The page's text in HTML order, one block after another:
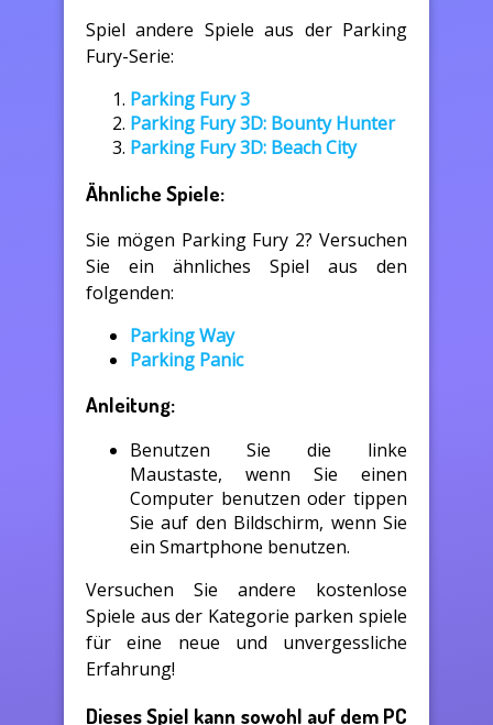
Spiel andere Spiele aus der Parking
Fury-Serie:
Parking Fury 3
Parking Fury 3D: Bounty Hunter
Parking Fury 3D: Beach City
Ähnliche Spiele:
Sie mögen Parking Fury 2? Versuchen
Sie ein ähnliches Spiel aus den
folgenden:
Parking Way
Parking Panic
Anleitung:
Benutzen Sie die linke
Maustaste, wenn Sie einen
Computer benutzen oder tippen
Sie auf den Bildschirm, wenn Sie
ein Smartphone benutzen.
Versuchen Sie andere kostenlose
Spiele aus der Kategorie parken spiele
für eine neue und unvergessliche
Erfahrung!
Dieses Spiel kann sowohl auf dem PC